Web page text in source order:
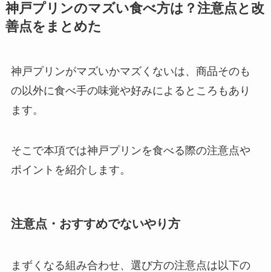
神戸プリンのマズい食べ方は？注意点と改
善点をまとめた
神戸プリンがマズいかマズくないは、商品そのも
の以外に食べ手の味覚や好みによるところもあり
ます。
そこで本項では神戸プリンを食べる際の注意点や
ポイントを紹介します。
注意点・おすすめでないやり方
まずくなる組み合わせ、選び方の注意点は以下の